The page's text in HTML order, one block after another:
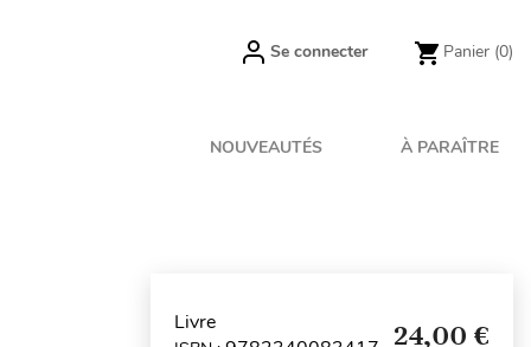
Se connecter Panier (0)
NOUVEAUTÉS À PARAÎTRE
Livre 24,00 €